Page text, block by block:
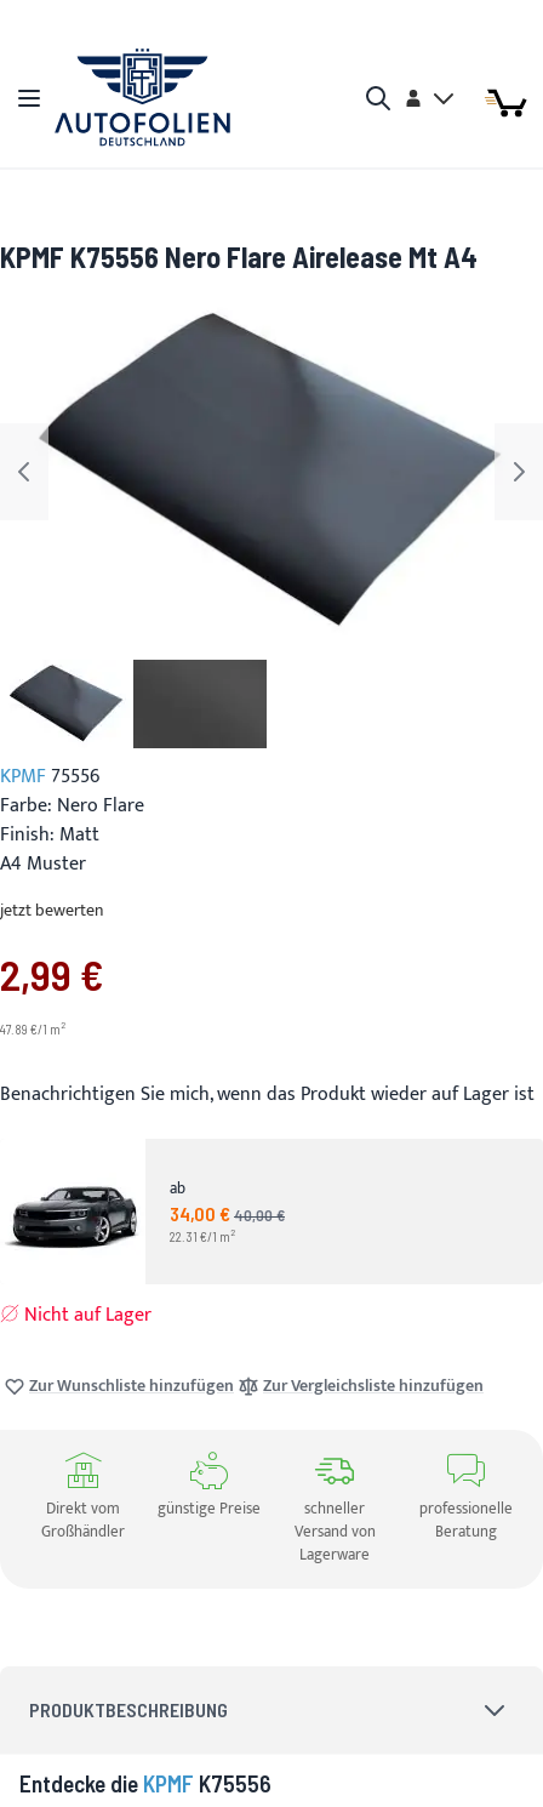
Navigation umschalten Konto Mein
KPMF75556
Farbe: Nero Flare
Finish: Matt
A4 Muster
KPMF K75556 Nero Flare Airelease Mt A4
jetzt bewerten
2,99 €
47.89 €/1 m2
Benachrichtigen Sie mich, wenn das Produkt wieder auf Lager ist
ab
Angebotspreis
34,00 €UVP
40,00 €
22.31 €/1 m2
Nicht auf Lager
Zur Wunschliste hinzufügen Zur Vergleichsliste hinzufügen
Direkt vom
Großhändler
günstige Preise
schneller
Versand von
Lagerware
professionelle
Beratung
PRODUKTBESCHREIBUNG
Entdecke die KPMF K75556